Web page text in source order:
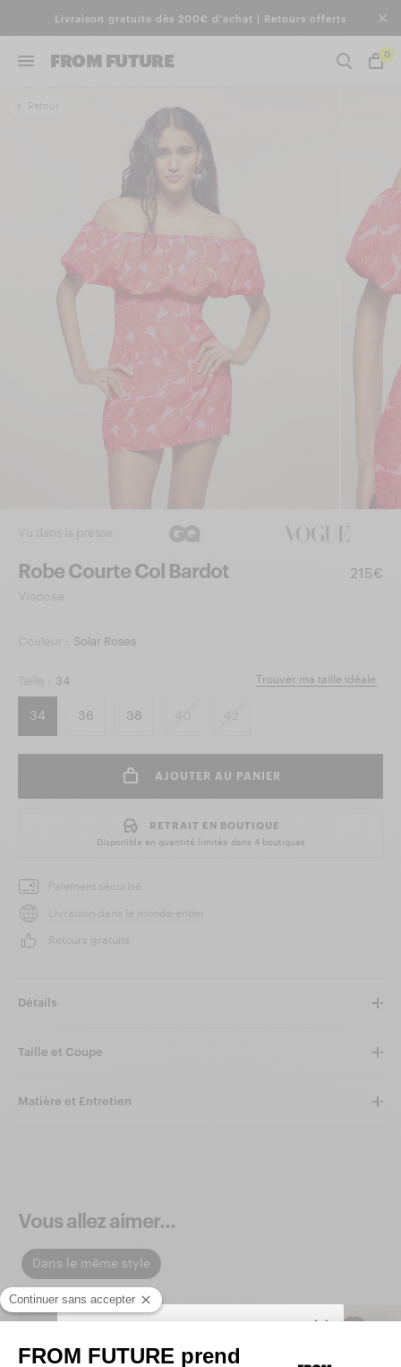
Livraison gratuite dès 200€ d'achat | Retours offerts
FROM FUTURE 0
Retour
Vu dans la presse :
Robe Courte Col Bardot
Viscose
215€
Couleur : Solar Roses
Taille : 34
34 36 38
Trouver ma taille idéale
AJOUTER AU PANIER
RETRAIT EN BOUTIQUE
Disponible en quantité limitée dans 4 boutiques
Paiement sécurisé
Livraison dans le monde entier
Retours gratuits
Détails
Taille et Coupe
Matière et Entretien
Vous allez aimer...
Dans le même style